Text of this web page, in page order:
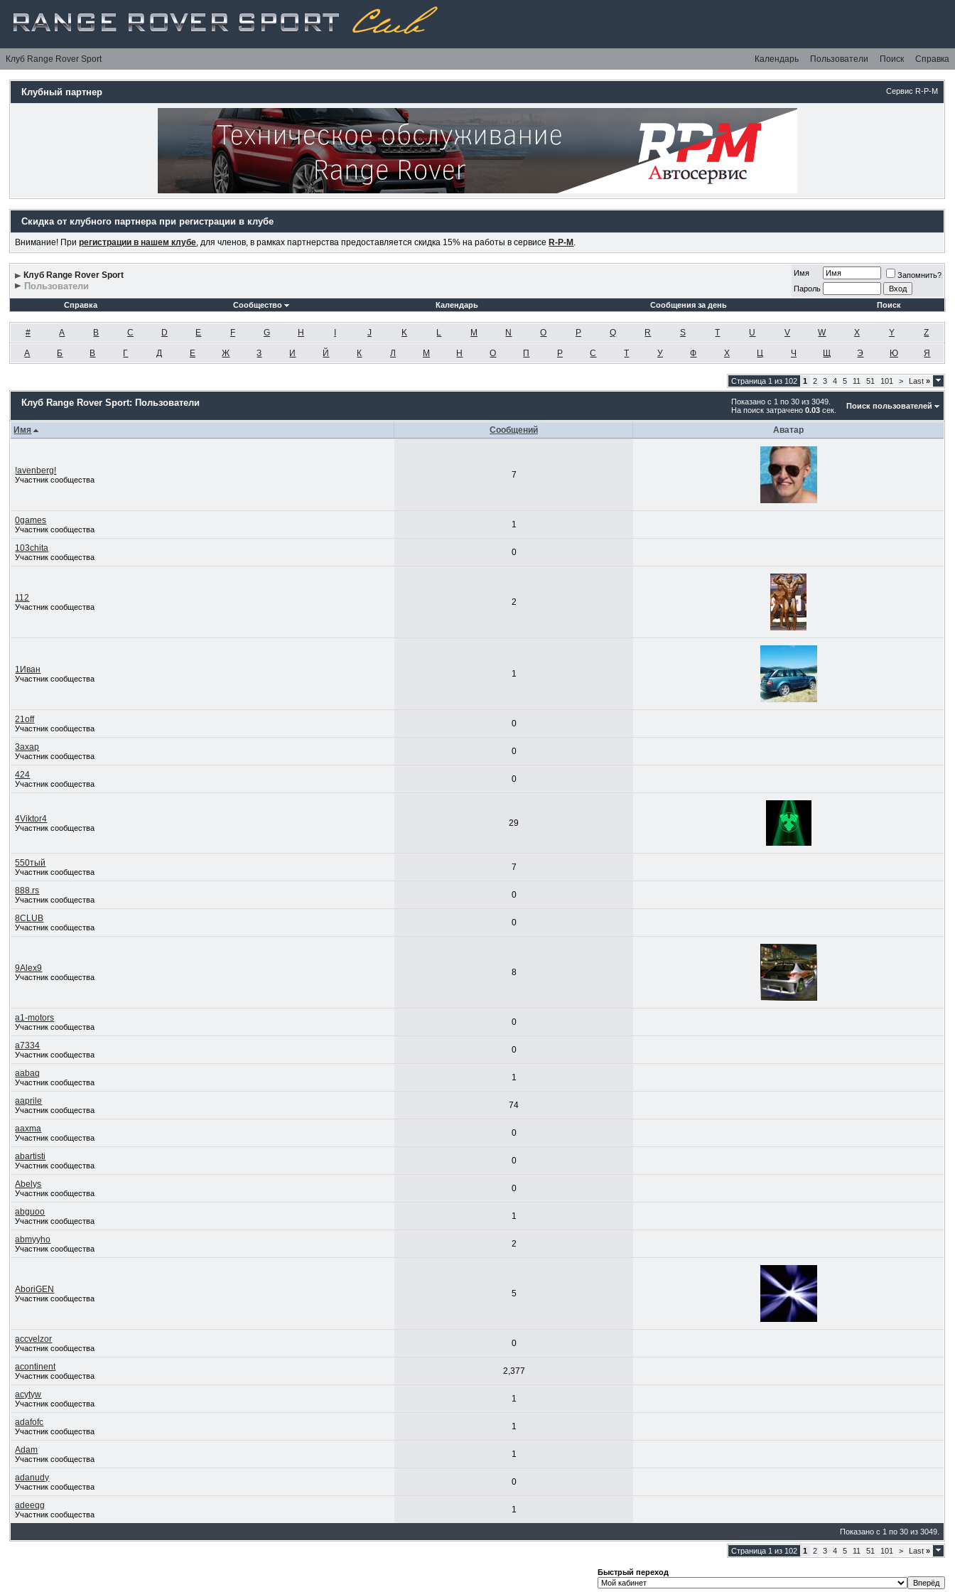
Клуб Range Rover Sport Календарь Пользователи Поиск Справка
Сервис R-P-M
Клубный партнер
Скидка от клубного партнера при регистрации в клубе
Внимание! Прирегистрации в нашем клубе, для членов, в рамках партнерства предоставляется скидка 15% на работы в сервисе R-P-M .
Клуб Range Rover Sport
Пользователи
Имя
Запомнить?
Пароль
Справка
Сообщество Календарь Сообщения за день Поиск
# A B C D E F G H J K L M N O P Q R S T U V W X Y Z
А Б В Г Д Е Ж З И Й К Л М Н О П Р С Т У Ф Х Ц Ч Щ Э Ю Я
Страница 1 из 102 1 2 3 4 5 11 51 101 > Last»
Показано с 1 по 30 из 3049.
На поиск затрачено0.03 сек.
Клуб Range Rover Sport: Пользователи Поиск пользователей
Имя Сообщений Аватар
!avenberg!
Участник сообщества 7
0games
Участник сообщества 1
103chita
Участник сообщества 0
112
Участник сообщества 2
1Иван
Участник сообщества 1
21off
Участник сообщества 0
3axap
Участник сообщества 0
424
Участник сообщества 0
4Viktor4
Участник сообщества 29
550тый
Участник сообщества 7
888.rs
Участник сообщества 0
8CLUB
Участник сообщества 0
9Alex9
Участник сообщества 8
a1-motors
Участник сообщества 0
a7334
Участник сообщества 0
aabaq
Участник сообщества 1
aaprile
Участник сообщества 74
aaxma
Участник сообщества 0
abartisti
Участник сообщества 0
Abelys
Участник сообщества 0
abguoo
Участник сообщества 1
abmyyho
Участник сообщества 2
AboriGEN
Участник сообщества 5
accvelzor
Участник сообщества 0
acontinent
Участник сообщества 2,377
acytyw
Участник сообщества 1
adafofc
Участник сообщества 1
Adam
Участник сообщества 1
adanudy
Участник сообщества 0
adeeqg
Участник сообщества 1
Показано с 1 по 30 из 3049.
Страница 1 из 102 1 2 3 4 5 11 51 101 > Last»
Быстрый переход